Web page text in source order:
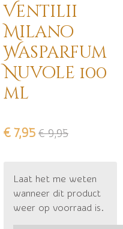
Ventilii
Milano
Wasparfum
Nuvole 100
ml
€ 7,95 € 9,95
Laat het me weten
wanneer dit product
weer op voorraad is.